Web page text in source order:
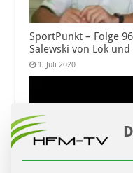
SportPunkt – Folge
Salewski von Lok
1. Juli 2020